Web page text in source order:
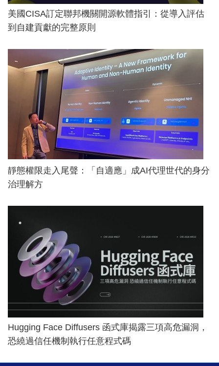
美國CISA訂定聯邦機關開源軟體指引：從導入評估
到自建貢獻的完整原則
靜態權限走入尾聲：「自適應」成AI代理世代的身分
治理解方
Hugging Face Diffusers 函式庫揭露三項高危漏洞，
恐繞過信任機制執行任意程式碼